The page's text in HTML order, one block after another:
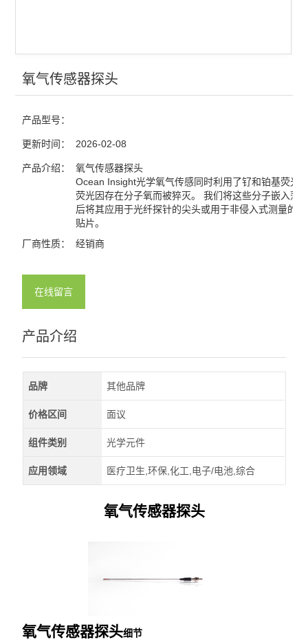
氧气传感器探头
产品型号：
更新时间： 2026-02-08
产品介绍：
氧气传感器探头
Ocean Insight光学氧气传感同时利用了钌和铂基荧光
荧光因存在分子氧而被猝灭。 我们将这些分子嵌入薄
后将其应用于光纤探针的尖头或用于非侵入式测量的
贴片。
厂商性质：
经销商
在线留言
产品介绍
品牌 其他品牌
价格区间 面议
组件类别 光学元件
应用领域 医疗卫生,环保,化工,电子/电池,综合
氧气传感器探头
氧气传感器探头细节